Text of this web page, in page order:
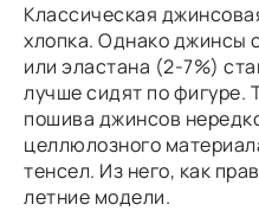
Классическая
хлопка. Однако джинсы
или эластана (2-7%)
лучше сидят по фигуре.
пошива джинсов
целлюлозного
тенсел. Из него, как
летние модели.